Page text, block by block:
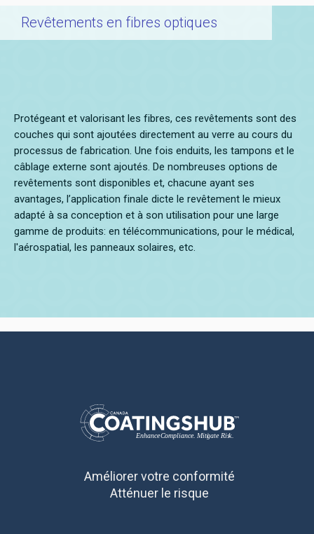
Revêtements en fibres optiques
Protégeant et valorisant les fibres, ces revêtements sont des
couches qui sont ajoutées directement au verre au cours du
processus de fabrication. Une fois enduits, les tampons et le
câblage externe sont ajoutés. De nombreuses options de
revêtements sont disponibles et, chacune ayant ses
avantages, l’application finale dicte le revêtement le mieux
adapté à sa conception et à son utilisation pour une large
gamme de produits: en télécommunications, pour le médical,
l'aérospatial, les panneaux solaires, etc.
Améliorer votre conformité
Atténuer le risque